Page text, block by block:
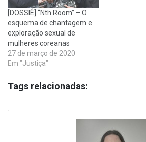
[DOSSIÊ] “Nth Room” – O
esquema de chantagem e
exploração sexual de
mulheres coreanas
27 de março de 2020
Em "Justiça"
Tags relacionadas: